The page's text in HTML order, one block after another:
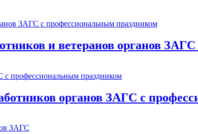
и ветеранов органов
органов ЗАГС с